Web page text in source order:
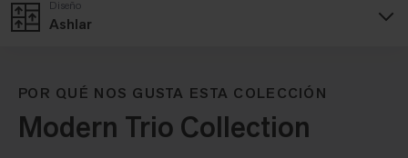
Ashlar
Diseño
POR QUÉ NOS GUSTA ESTA COLECCIÓN
Modern Trio Collection